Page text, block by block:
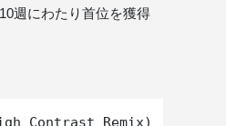
週にわたり首位を獲得
Contrast Remix)